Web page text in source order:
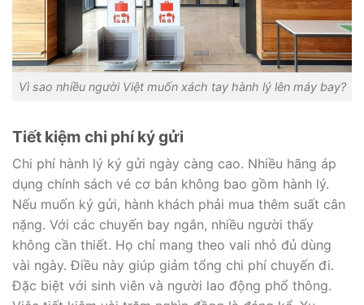
Vì sao nhiều người Việt muốn xách tay hành lý lên máy bay?
Tiết kiệm chi phí ký gửi
Chi phí hành lý ký gửi ngày càng cao. Nhiều hãng áp
dụng chính sách vé cơ bản không bao gồm hành lý.
Nếu muốn ký gửi, hành khách phải mua thêm suất cân
nặng. Với các chuyến bay ngắn, nhiều người thấy
không cần thiết. Họ chỉ mang theo vali nhỏ đủ dùng
vài ngày. Điều này giúp giảm tổng chi phí chuyến đi.
Đặc biệt với sinh viên và người lao động phổ thông.